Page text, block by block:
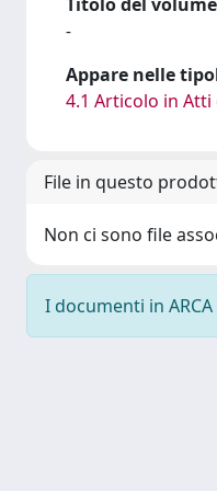
-
Appare nelle
4.1 Articolo in
File in questo
Non ci sono file
I documenti in